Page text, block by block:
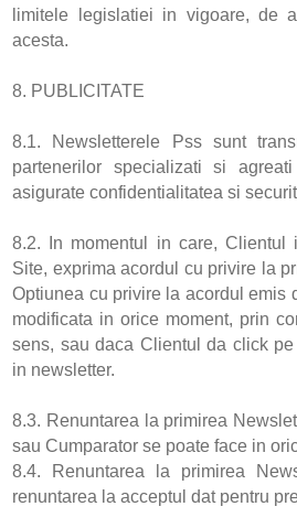
limitele legislatiei in vigoare, de
acesta.
8. PUBLICITATE
8.1. Newsletterele Pss sunt
partenerilor specializati si
asigurate confidentialitatea si
8.2. In momentul in care, Clientul
Site, exprima acordul cu privire la
Optiunea cu privire la acordul emis
modificata in orice moment, prin
sens, sau daca Clientul da click
in newsletter.
8.3. Renuntarea la primirea
sau Cumparator se poate face in
8.4. Renuntarea la primirea
renuntarea la acceptul dat pentru